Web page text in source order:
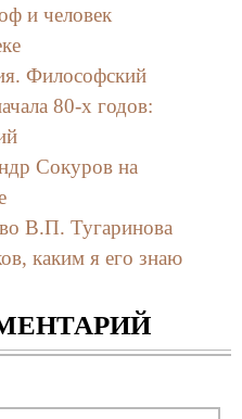
и человек
Философский
80-х годов:
Сокуров на
В.П. Тугаринова
каким я его знаю